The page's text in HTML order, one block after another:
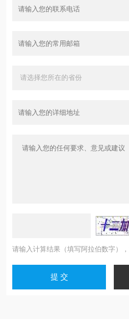
请输入计算结果（填写阿拉伯数字）